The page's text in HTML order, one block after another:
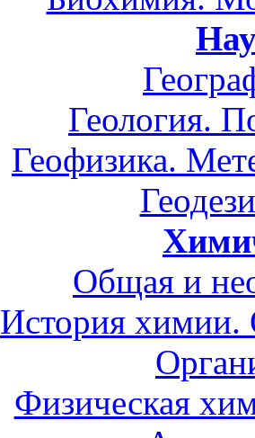
Геология.
Геофизика.
Общая и
История
Физическая